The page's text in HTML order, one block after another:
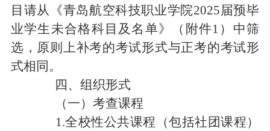
目 请从《青岛航空科技职业学院2025届预毕
业学生未合格科目及名单》（附件1）中筛
选，原则上补考的考试形式与正考的考试形
式相同。
四、 组织形式
（一）考查课程
1.全校性公共课程（包括社团课程）